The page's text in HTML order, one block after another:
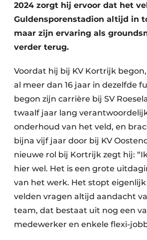
2024 zorgt hij ervoor dat het
Guldensporenstadion altijd in
maar zijn ervaring als
verder terug.
Voordat hij bij KV Kortrijk
al meer dan 16 jaar in dezelfde
begon zijn carrière bij SV
twaalf jaar lang
onderhoud van het veld, en
bijna vijf jaar door bij KV
nieuwe rol bij Kortrijk zegt hij:
hier wel. Het is een grote
van het werk. Het stopt
velden vragen altijd aandacht
team, dat bestaat uit nog een
medewerker en enkele flexi-